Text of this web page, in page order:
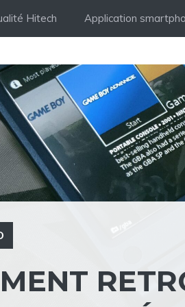
Hitech Application